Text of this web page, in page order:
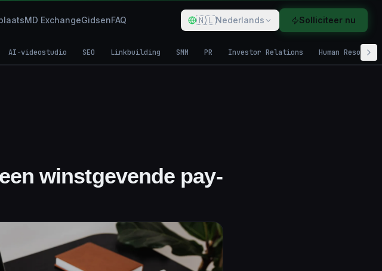
MD ExchangeGidsenFAQ 🇳🇱Nederlands Solliciteer nu
AI-videostudio SEO Linkbuilding SMM PR Investor Relations Human Resources
winstgevende pay-